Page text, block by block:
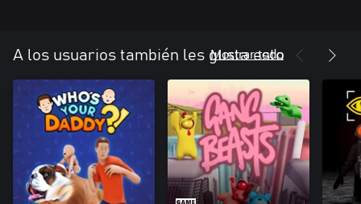
A los usuarios también les gusta esto
Mostrar todo